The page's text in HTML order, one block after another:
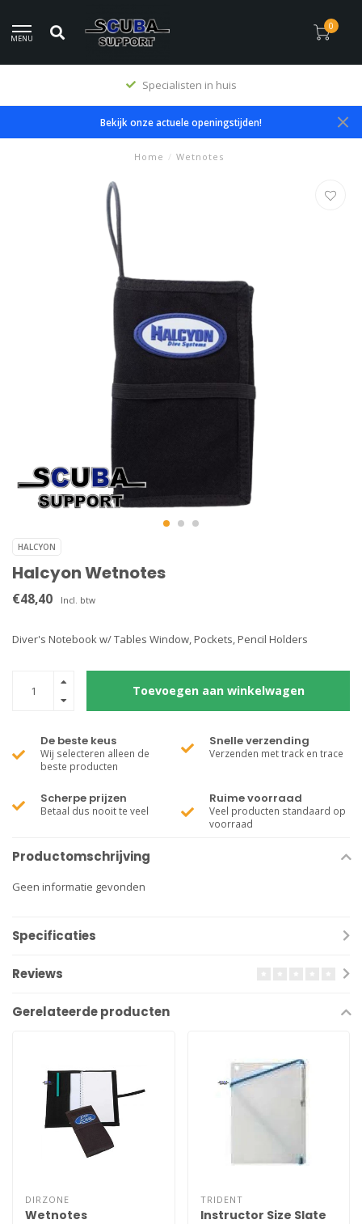
MENU
0
Specialisten in huis
Bekijk onze actuele openingstijden!
Home / Wetnotes
HALCYON
Halcyon Wetnotes
€48,40 Incl. btw
Diver's Notebook w/ Tables Window, Pockets, Pencil Holders
Toevoegen aan winkelwagen
De beste keus
Wij selecteren alleen de
beste producten
Snelle verzending
Verzenden met track en trace
Scherpe prijzen
Betaal dus nooit te veel
Ruime voorraad
Veel producten standaard op
voorraad
Productomschrijving
Geen informatie gevonden
Specificaties
Reviews
Gerelateerde producten
DIRZONE
Wetnotes
TRIDENT
Instructor Size Slate